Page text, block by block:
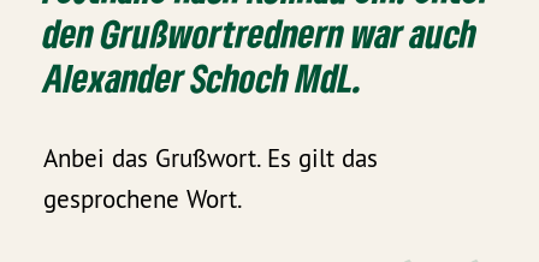
den Grußwortrednern war auch
Alexander Schoch MdL.
Anbei das Grußwort. Es gilt das
gesprochene Wort.